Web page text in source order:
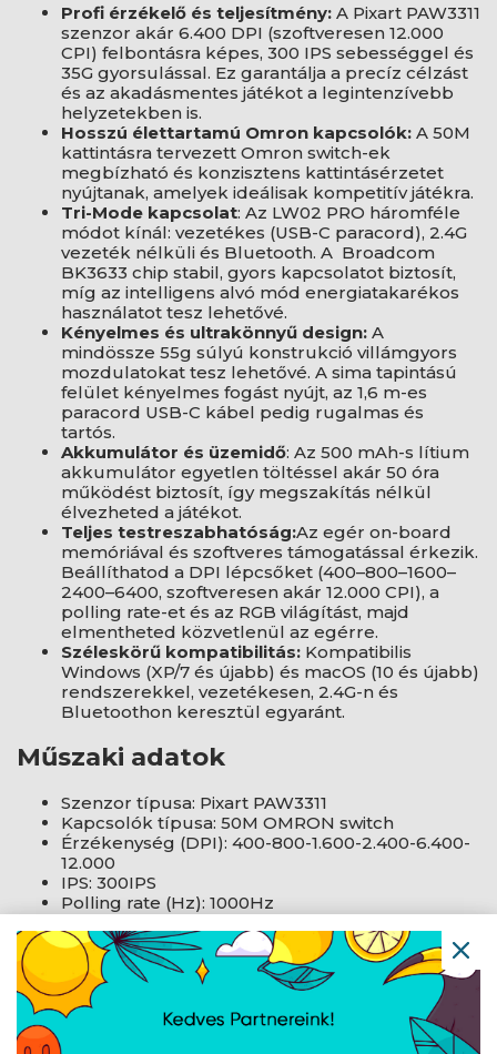
Profi érzékelő és teljesítmény: A Pixart PAW3311
szenzor akár 6.400 DPI (szoftveresen 12.000
CPI) felbontásra képes, 300 IPS sebességgel és
35G gyorsulással. Ez garantálja a precíz célzást
és az akadásmentes játékot a legintenzívebb
helyzetekben is.
Hosszú élettartamú Omron kapcsolók: A 50M
kattintásra tervezett Omron switch-ek
megbízható és konzisztens kattintásérzetet
nyújtanak, amelyek ideálisak kompetitív játékra.
Tri-Mode kapcsolat: Az LW02 PRO háromféle
módot kínál: vezetékes (USB-C paracord), 2.4G
vezeték nélküli és Bluetooth. A Broadcom
BK3633 chip stabil, gyors kapcsolatot biztosít,
míg az intelligens alvó mód energiatakarékos
használatot tesz lehetővé.
Kényelmes és ultrakönnyű design: A
mindössze 55g súlyú konstrukció villámgyors
mozdulatokat tesz lehetővé. A sima tapintású
felület kényelmes fogást nyújt, az 1,6 m-es
paracord USB-C kábel pedig rugalmas és
tartós.
Akkumulátor és üzemidő: Az 500 mAh-s lítium
akkumulátor egyetlen töltéssel akár 50 óra
működést biztosít, így megszakítás nélkül
élvezheted a játékot.
Teljes testreszabhatóság:Az egér on-board
memóriával és szoftveres támogatással érkezik.
Beállíthatod a DPI lépcsőket (400–800–1600–
2400–6400, szoftveresen akár 12.000 CPI), a
polling rate-et és az RGB világítást, majd
elmentheted közvetlenül az egérre.
Széleskörű kompatibilitás: Kompatibilis
Windows (XP/7 és újabb) és macOS (10 és újabb)
rendszerekkel, vezetékesen, 2.4G-n és
Bluetoothon keresztül egyaránt.
Műszaki adatok
Szenzor típusa: Pixart PAW3311
Kapcsolók típusa: 50M OMRON switch
Érzékenység (DPI): 400-800-1.600-2.400-6.400-
12.000
IPS: 300IPS
Polling rate (Hz): 1000Hz
Akkumulátor kapacitás: 500mAh
Szoftver támogatás: Saját driver
Kábel típusa, hossza: 1.6M USB-C paracord
Súly: 55g
Méretek: 120x65x39mm